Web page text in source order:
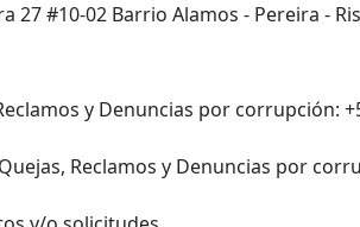
27 #10-02 Barrio Alamos - Pereira -
y Denuncias por corrupción:
Reclamos y Denuncias por